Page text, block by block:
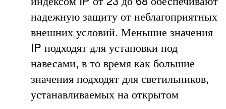
надежную защиту от неблагоприятных
внешних условий. Меньшие значения
IP подходят для установки под
навесами, в то время как большие
значения подходят для светильников,
устанавливаемых на открытом